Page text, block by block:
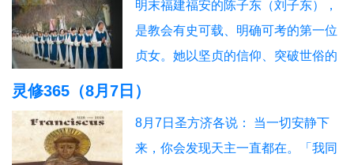
青年之友
青葱岁月 信仰见证
明末福建福安的陈子东（刘子东），
是教会有史可载、明确可考的第一位
贞女。她以坚贞的信仰、突破世俗的
花”。其个人圣德与榜样力量，直接催
生、推动、规范了我国本土贞女群体
灵修365（8月7日）
8月7日圣方济各说： 当一切安静下
来，你会发现天主一直都在。「我同